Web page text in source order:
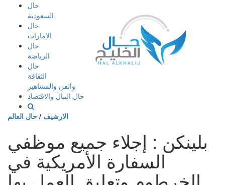
إذهب
المحتوى
حال
السعودية
حال
الإمارات
حال
الرياضة
حال
الثقافة
والفن والمشاهير
حال المال والاقتصاد
الارشيف / حال العالم
بلينكن : إجلاء جميع موظفي
السفارة الأمريكية في